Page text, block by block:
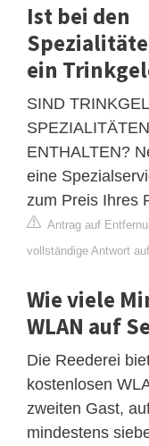
Ist bei den
ein
SIND
ENTHALTEN?
eine
zum Preis Ihres
Antrag auf
vollständige Antwort
Wie viele
WLAN auf
Die Reederei
kostenlosen
zweiten Gast,
mindestens